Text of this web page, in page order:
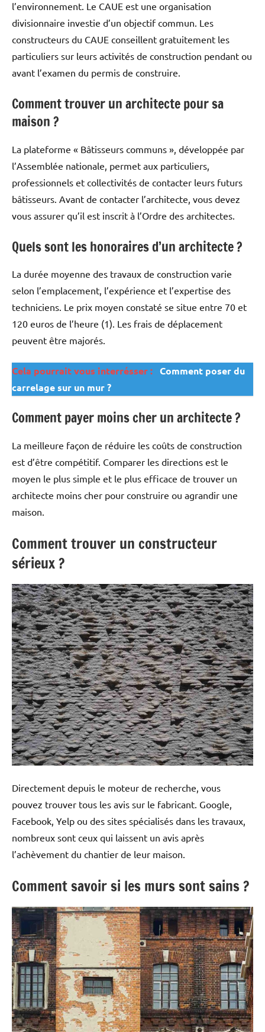
l’environnement. Le CAUE est une organisation
divisionnaire investie d’un objectif commun. Les
constructeurs du CAUE conseillent gratuitement les
particuliers sur leurs activités de construction pendant ou
avant l’examen du permis de construire.
Comment trouver un architecte pour sa
maison ?
La plateforme « Bâtisseurs communs », développée par
l’Assemblée nationale, permet aux particuliers,
professionnels et collectivités de contacter leurs futurs
bâtisseurs. Avant de contacter l’architecte, vous devez
vous assurer qu’il est inscrit à l’Ordre des architectes.
Quels sont les honoraires d’un architecte ?
La durée moyenne des travaux de construction varie
selon l’emplacement, l’expérience et l’expertise des
techniciens. Le prix moyen constaté se situe entre 70 et
120 euros de l’heure (1). Les frais de déplacement
peuvent être majorés.
Cela pourrait vous interrésser : Comment poser du
carrelage sur un mur ?
Comment payer moins cher un architecte ?
La meilleure façon de réduire les coûts de construction
est d’être compétitif. Comparer les directions est le
moyen le plus simple et le plus efficace de trouver un
architecte moins cher pour construire ou agrandir une
maison.
Comment trouver un constructeur
sérieux ?
Directement depuis le moteur de recherche, vous
pouvez trouver tous les avis sur le fabricant. Google,
Facebook, Yelp ou des sites spécialisés dans les travaux,
nombreux sont ceux qui laissent un avis après
l’achèvement du chantier de leur maison.
Comment savoir si les murs sont sains ?